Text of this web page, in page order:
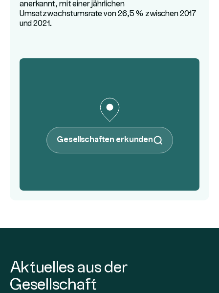
anerkannt, mit einer jährlichen
Umsatzwachstumsrate von 26,5 % zwischen 2017
und 2021.
Gesellschaften erkunden
Aktuelles aus der
Gesellschaft